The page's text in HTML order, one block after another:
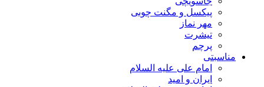
پیکسل و مگنت چوبی
مهر نماز
تیشرت
پرچم
مناسبتی
امام علی علیه السلام
ایران و امید